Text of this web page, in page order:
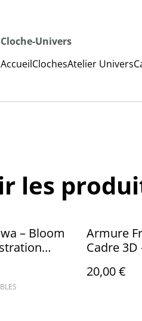
Cloche-Univers
AccueilClochesAtelier Univers
les
– Bloom
Armure
Cadre
Peinte
20,00 €